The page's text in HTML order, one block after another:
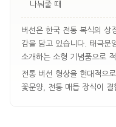
나눠줄 때
버선은 한국 전통 복식의 상
감을 담고 있습니다. 태극문
소개하는 소형 기념품으로 적
전통 버선 형상을 현대적으
꽃문양, 전통 매듭 장식이 결